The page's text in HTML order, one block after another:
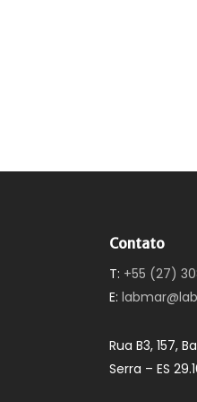
Contato
T: +55 (27)
E:
Rua B3, 157,
Serra – ES